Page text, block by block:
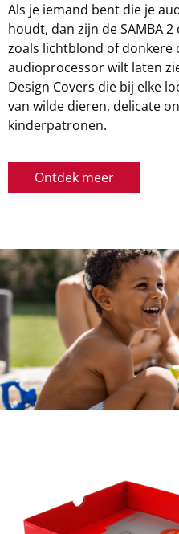
Als je iemand bent die je
houdt, dan zijn de SAMBA
zoals lichtblond of donkere
audioprocessor wilt laten
Design Covers die bij elke
van wilde dieren, delicate
kinderpatronen.
Ontdek meer